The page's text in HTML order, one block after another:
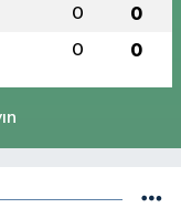
0 0
0 0